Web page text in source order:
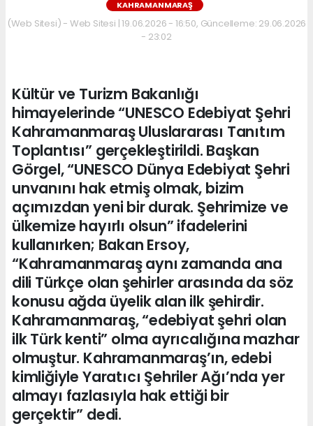
KAHRAMANMARAŞ
(Web Sitesi) - Web Sitesi | 19.06.2026 - 16:50, Güncelleme: 29.06.2026
- 23:02
Kültür ve Turizm Bakanlığı
himayelerinde “UNESCO Edebiyat Şehri
Kahramanmaraş Uluslararası Tanıtım
Toplantısı” gerçekleştirildi. Başkan
Görgel, “UNESCO Dünya Edebiyat Şehri
unvanını hak etmiş olmak, bizim
açımızdan yeni bir durak. Şehrimize ve
ülkemize hayırlı olsun” ifadelerini
kullanırken; Bakan Ersoy,
“Kahramanmaraş aynı zamanda ana
dili Türkçe olan şehirler arasında da söz
konusu ağda üyelik alan ilk şehirdir.
Kahramanmaraş, “edebiyat şehri olan
ilk Türk kenti” olma ayrıcalığına mazhar
olmuştur. Kahramanmaraş’ın, edebi
kimliğiyle Yaratıcı Şehriler Ağı’nda yer
almayı fazlasıyla hak ettiği bir
gerçektir” dedi.